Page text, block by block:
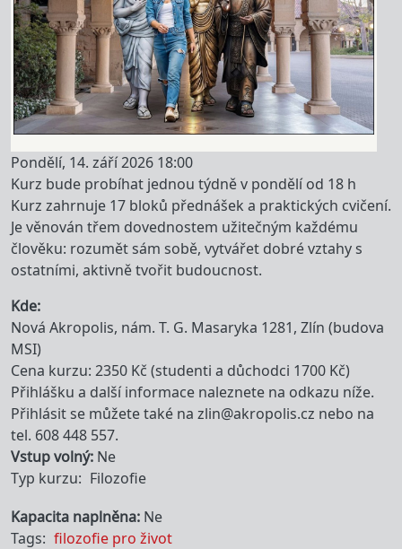
Pondělí, 14. září 2026 18:00
Kurz bude probíhat jednou týdně v pondělí od 18 h
Kurz zahrnuje 17 bloků přednášek a praktických cvičení.
Je věnován třem dovednostem užitečným každému
člověku: rozumět sám sobě, vytvářet dobré vztahy s
ostatními, aktivně tvořit budoucnost.
Kde
Nová Akropolis, nám. T. G. Masaryka 1281, Zlín (budova
MSI)
Cena kurzu: 2350 Kč (studenti a důchodci 1700 Kč)
Přihlášku a další informace naleznete na odkazu níže.
Přihlásit se můžete také na zlin@akropolis.cz nebo na
tel. 608 448 557.
Vstup volný Ne
Typ kurzu
Filozofie
Kapacita naplněna Ne
Tags
filozofie pro život